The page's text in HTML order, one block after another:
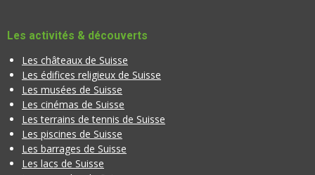
Les activités & découverts
Les châteaux de Suisse
Les édifices religieux de Suisse
Les musées de Suisse
Les cinémas de Suisse
Les terrains de tennis de Suisse
Les piscines de Suisse
Les barrages de Suisse
Les lacs de Suisse